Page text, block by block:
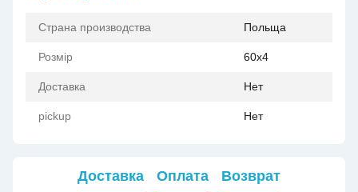
Страна производства Польща
Розмір 60x4
Доставка Нет
pickup Нет
Доставка Оплата Возврат